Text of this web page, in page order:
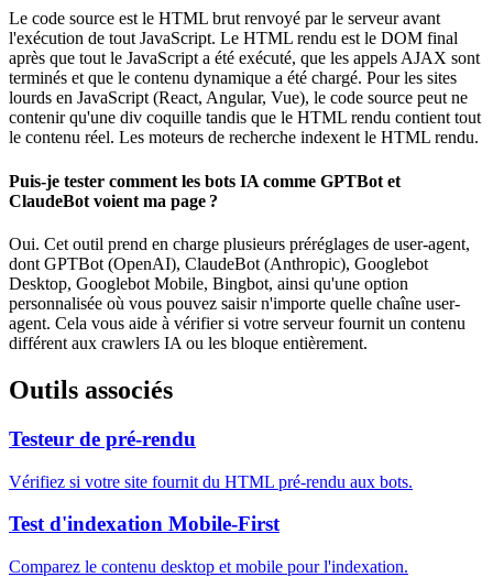
Le code source est le HTML brut renvoyé par le serveur avant
l'exécution de tout JavaScript. Le HTML rendu est le DOM final
après que tout le JavaScript a été exécuté, que les appels AJAX sont
terminés et que le contenu dynamique a été chargé. Pour les sites
lourds en JavaScript (React, Angular, Vue), le code source peut ne
contenir qu'une div coquille tandis que le HTML rendu contient tout
le contenu réel. Les moteurs de recherche indexent le HTML rendu.
Puis‑je tester comment les bots IA comme GPTBot et
ClaudeBot voient ma page ?
Oui. Cet outil prend en charge plusieurs préréglages de user-agent,
dont GPTBot (OpenAI), ClaudeBot (Anthropic), Googlebot
Desktop, Googlebot Mobile, Bingbot, ainsi qu'une option
personnalisée où vous pouvez saisir n'importe quelle chaîne user-
agent. Cela vous aide à vérifier si votre serveur fournit un contenu
différent aux crawlers IA ou les bloque entièrement.
Outils associés
Testeur de pré‑rendu
Vérifiez si votre site fournit du HTML pré‑rendu aux bots.
Test d'indexation Mobile‑First
Comparez le contenu desktop et mobile pour l'indexation.